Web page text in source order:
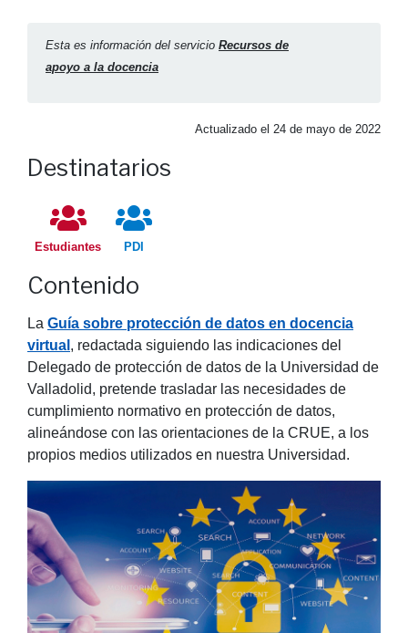
Esta es información del servicio Recursos de
apoyo a la docencia
Actualizado el 24 de mayo de 2022
Destinatarios
Estudiantes PDI
Contenido
La Guía sobre protección de datos en docencia
virtual , redactada siguiendo las indicaciones del
Delegado de protección de datos de la Universidad de
Valladolid, pretende trasladar las necesidades de
cumplimiento normativo en protección de datos,
alineándose con las orientaciones de la CRUE, a los
propios medios utilizados en nuestra Universidad.